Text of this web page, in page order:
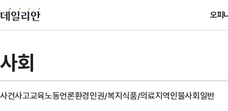
오피
사회
사건사고교육노동언론환경인권/복지식품/의료지역인물사회일반